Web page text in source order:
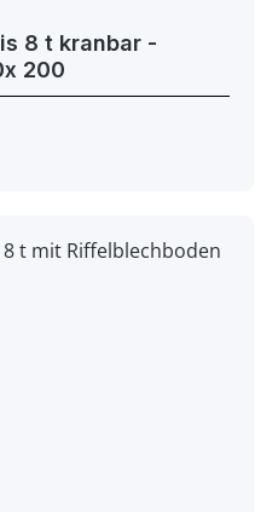
8 t kranbar -
Beispiel: 1600x 1300x 200